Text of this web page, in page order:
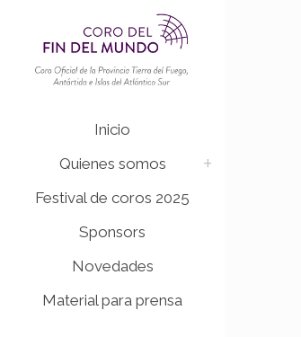
Inicio
Quienes somos
Festival de coros 2025
Sponsors
Novedades
Material para prensa